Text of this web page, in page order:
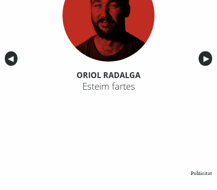
Anterior
◀︎ ▶︎
ORIOL RADALGA
Esteim fartes
Publicitat